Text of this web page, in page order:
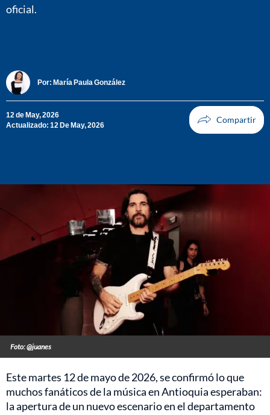
oficial.
Por: María Paula González
12 de May, 2026
Actualizado: 12 De May, 2026
Foto: @juanes
Este martes 12 de mayo de 2026, se confirmó lo que
muchos fanáticos de la música en Antioquia esperaban:
la apertura de un nuevo escenario en el departamento